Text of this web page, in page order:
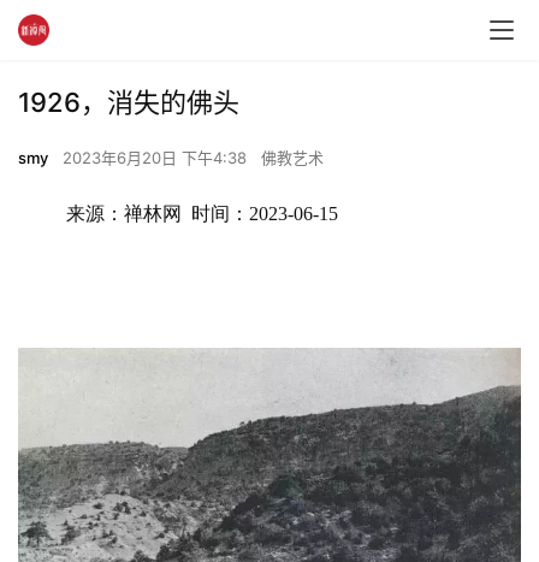
1926，消失的佛头
smy 2023年6月20日 下午4:38 佛教艺术
来源：禅林网  时间：2023-06-15